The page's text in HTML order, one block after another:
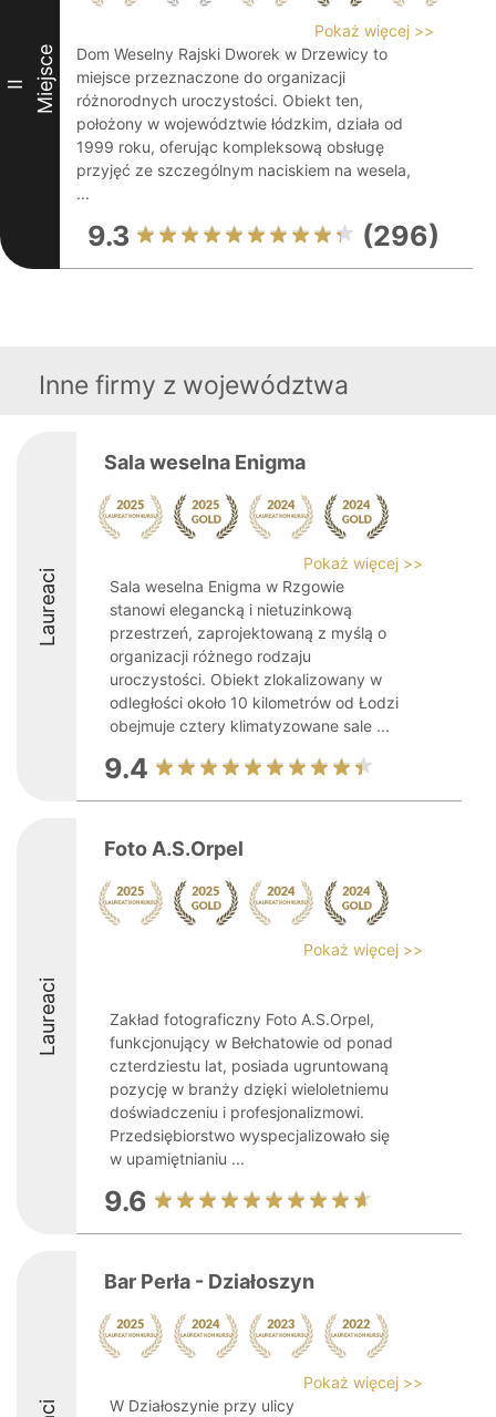
II Miejsce
Pokaż więcej >>
Dom Weselny Rajski Dworek w Drzewicy to
miejsce przeznaczone do organizacji
różnorodnych uroczystości. Obiekt ten,
położony w województwie łódzkim, działa od
1999 roku, oferując kompleksową obsługę
przyjęć ze szczególnym naciskiem na wesela,
...
9.3 (296)
Inne firmy z województwa
Laureaci
Sala weselna Enigma
Pokaż więcej >>
Sala weselna Enigma w Rzgowie
stanowi elegancką i nietuzinkową
przestrzeń, zaprojektowaną z myślą o
organizacji różnego rodzaju
uroczystości. Obiekt zlokalizowany w
odległości około 10 kilometrów od Łodzi
obejmuje cztery klimatyzowane sale ...
9.4
Laureaci
Foto A.S.Orpel
Pokaż więcej >>
Zakład fotograficzny Foto A.S.Orpel,
funkcjonujący w Bełchatowie od ponad
czterdziestu lat, posiada ugruntowaną
pozycję w branży dzięki wieloletniemu
doświadczeniu i profesjonalizmowi.
Przedsiębiorstwo wyspecjalizowało się
w upamiętnianiu ...
9.6
Bar Perła - Działoszyn
Pokaż więcej >>
W Działoszynie przy ulicy